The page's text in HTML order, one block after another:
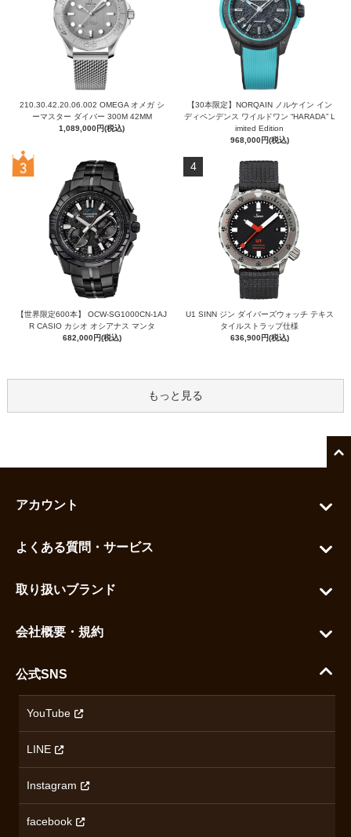
210.30.42.20.06.002 OMEGA オメガ シ
ーマスター ダイバー 300M 42MM
1,089,000円(税込)
【30本限定】NORQAIN ノルケイン イン
ディペンデンス ワイルドワン “HARADA” L
imited Edition
968,000円(税込)
【世界限定600本】 OCW-SG1000CN-1AJ
R CASIO カシオ オシアナス マンタ
682,000円(税込)
4
U1 SINN ジン ダイバーズウォッチ テキス
タイルストラップ仕様
636,900円(税込)
もっと見る
アカウント
お気に入りを見る
よくある質問・サービス
ご利用ガイド
配送・送料について
ハラダの保証とアフターサービス
取り扱いブランド
セイコー
カシオ
オリエントスター
ロンジン
会社概要・規約
沿革
プライバシーポリシー
無断転載・商用利用について
公式SNS
YouTube
LINE
Instagram
facebook